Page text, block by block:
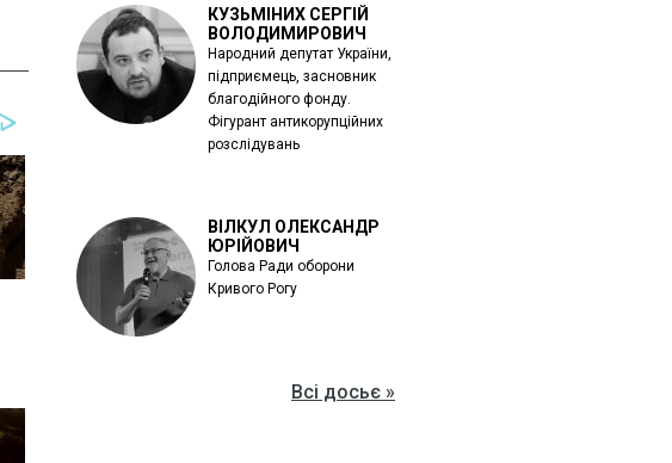
КУЗЬМІНИХ СЕРГІЙ
ВОЛОДИМИРОВИЧ
Народний депутат України,
підприємець, засновник
благодійного фонду.
Фігурант антикорупційних
розслідувань
ВІЛКУЛ ОЛЕКСАНДР
ЮРІЙОВИЧ
Голова Ради оборони
Кривого Рогу
Всі досьє »